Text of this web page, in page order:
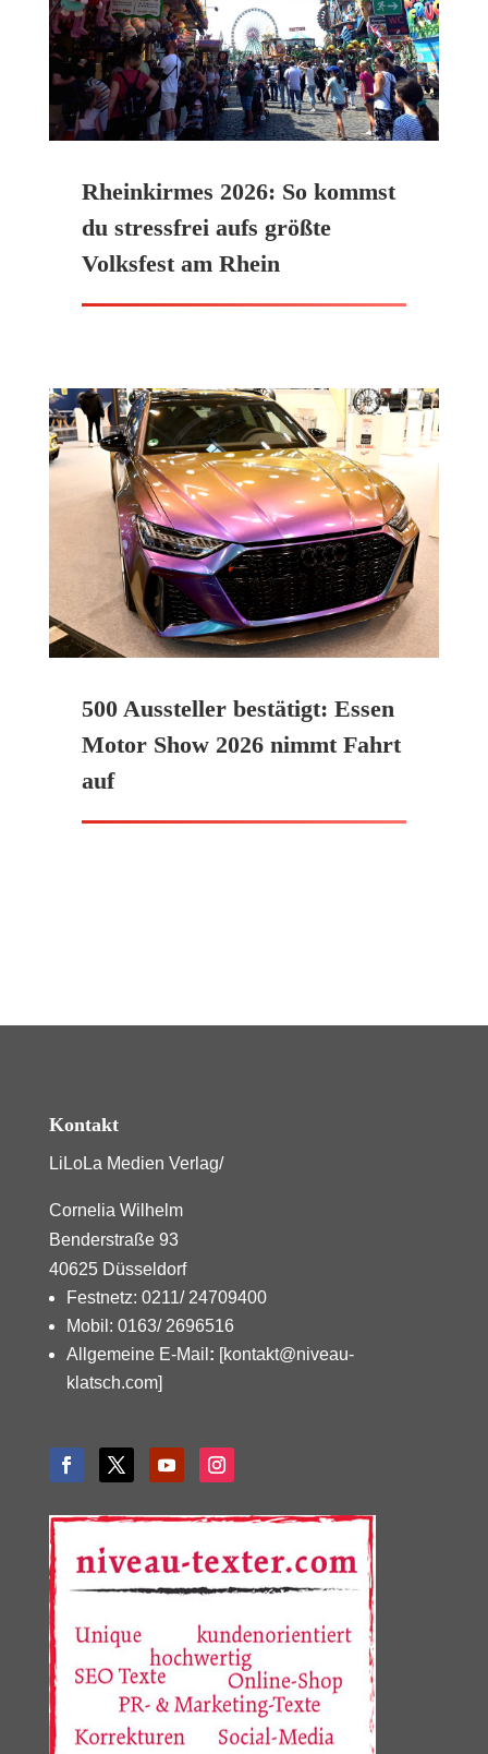
Rheinkirmes 2026: So kommst
du stressfrei aufs größte
Volksfest am Rhein
500 Aussteller bestätigt: Essen
Motor Show 2026 nimmt Fahrt
auf
Kontakt
LiLoLa Medien Verlag/
Cornelia Wilhelm
Benderstraße 93
40625 Düsseldorf
Festnetz: 0211/ 24709400
Mobil: 0163/ 2696516
Allgemeine E-Mail : [kontakt@niveau-
klatsch.com]